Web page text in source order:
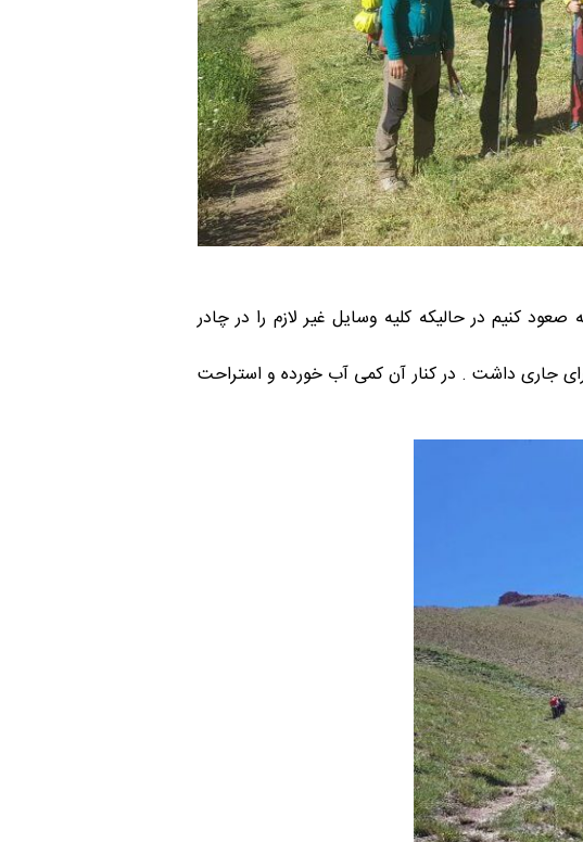
قله صعود کنیم در حالیکه کلیه وسایل غیر لازم را در چادر
جاری داشت . در کنار آن کمی آب خورده و استراحت